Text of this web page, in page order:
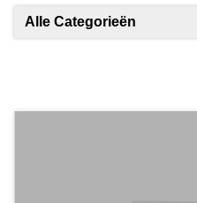
Alle Categorieën